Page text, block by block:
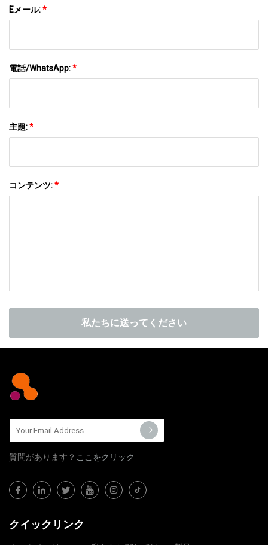
Eメール:*
電話/WhatsApp:*
主題:*
コンテンツ:*
私たちに送ってください
質問​​があります？ ここをクリック
クイックリンク